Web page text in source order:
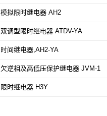
模拟限时继电器 AH2
双调型限时继电器 ATDV-YA
时间继电器,AH2-YA
欠逆相及高低压保护继电器 JVM-1
限时继电器 H3Y